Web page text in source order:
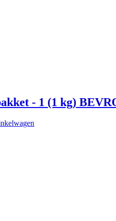
- 1 (1 kg)